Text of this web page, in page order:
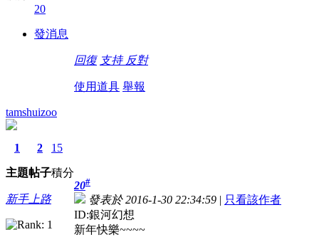
20
發消息
回復 支持 反對
使用道具 舉報
tamshuizoo
1
主題
2
帖子
15
積分
新手上路
20#
發表於 2016-1-30 22:34:59 | 只看該作者
ID:銀河幻想
新年快樂~~~~